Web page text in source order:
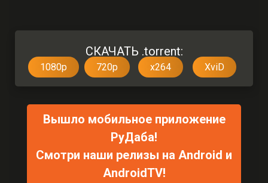
СКАЧАТЬ .torrent:
1080p 720p x264 XviD
Вышло мобильное приложение
РуДаба!
Смотри наши релизы на Android и
AndroidTV!